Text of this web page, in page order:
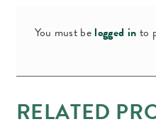
You must be logged in to
RELATED